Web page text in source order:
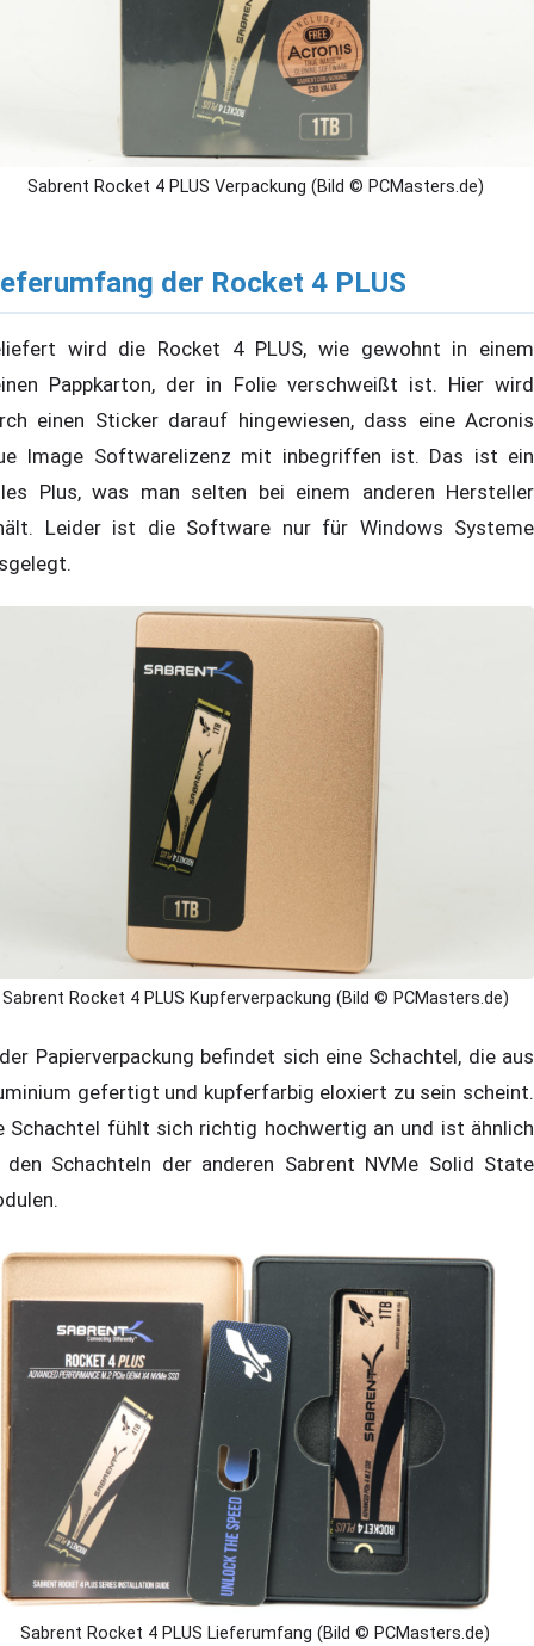
Sabrent Rocket 4 PLUS Verpackung (Bild © PCMasters.de)
der Rocket 4 PLUS
wird die Rocket 4 PLUS, wie gewohnt in einem
Pappkarton, der in Folie verschweißt ist. Hier wird
einen Sticker darauf hingewiesen, dass eine Acronis
Image Softwarelizenz mit inbegriffen ist. Das ist ein
Plus, was man selten bei einem anderen Hersteller
Leider ist die Software nur für Windows Systeme
Sabrent Rocket 4 PLUS Kupferverpackung (Bild © PCMasters.de)
Papierverpackung befindet sich eine Schachtel, die aus
gefertigt und kupferfarbig eloxiert zu sein scheint.
Schachtel fühlt sich richtig hochwertig an und ist ähnlich
den Schachteln der anderen Sabrent NVMe Solid State
Sabrent Rocket 4 PLUS Lieferumfang (Bild © PCMasters.de)